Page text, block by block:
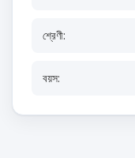
শ্রেণী:
বয়স: